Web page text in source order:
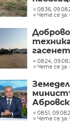
08:36,
Чете се за:
край
село
08:24,
Чете се за:
трябва
08:51,
Чете се за: